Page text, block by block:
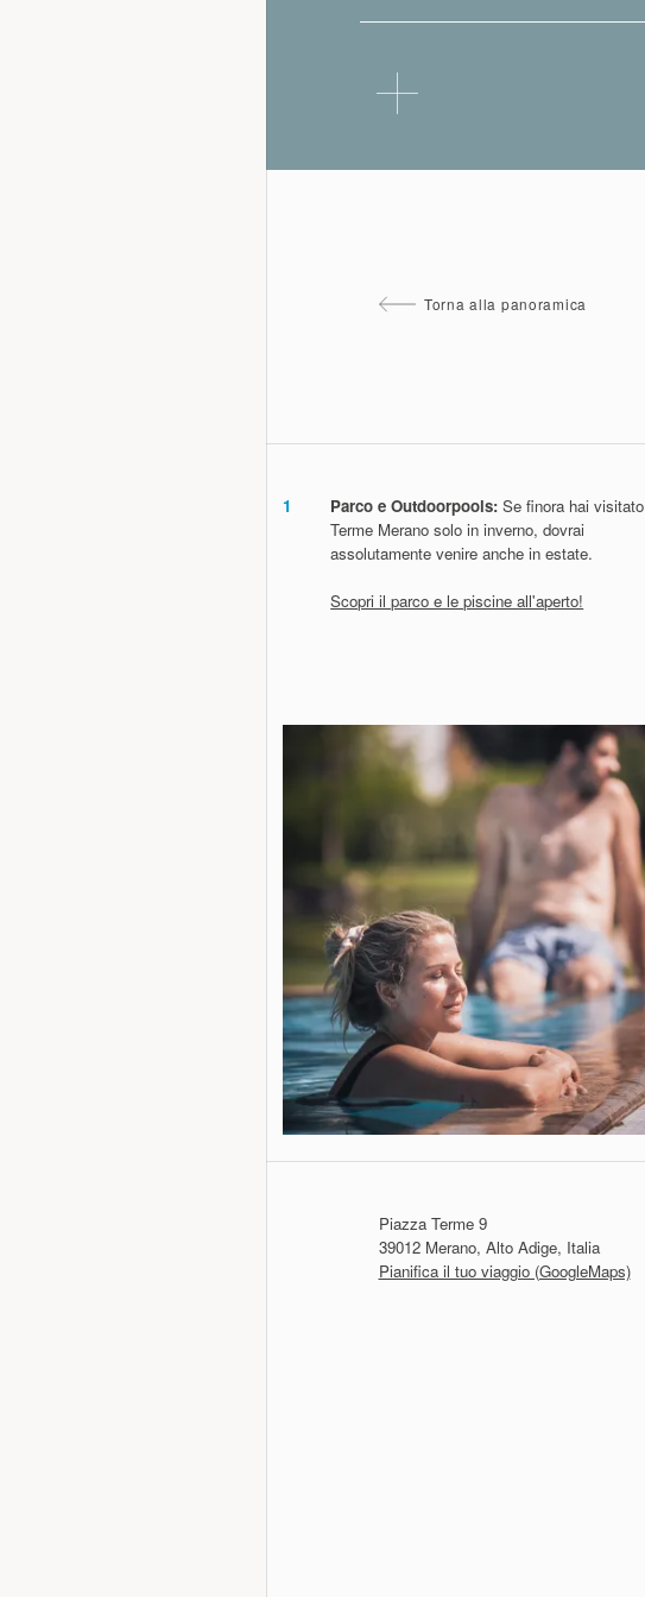
Torna alla panoramica
1 Parco e Outdoorpools: Se finora hai visitato
Terme Merano solo in inverno, dovrai
assolutamente venire anche in estate.
Scopri il parco e le piscine all'aperto!
Piazza Terme 9
39012 Merano, Alto Adige, Italia
Pianifica il tuo viaggio (GoogleMaps)